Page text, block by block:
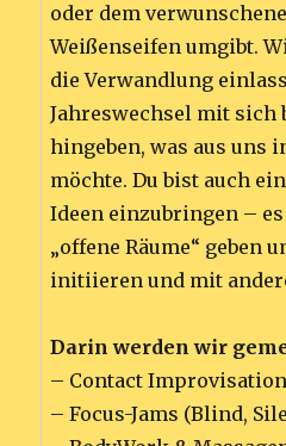
oder dem
Weißenseifen umgibt.
die Verwandlung
Jahreswechsel mit sich
hingeben, was aus uns
möchte. Du bist auch
Ideen einzubringen –
„offene Räume“ geben
initiieren und mit
Darin werden wir
– Contact
– Focus-Jams (Blind,